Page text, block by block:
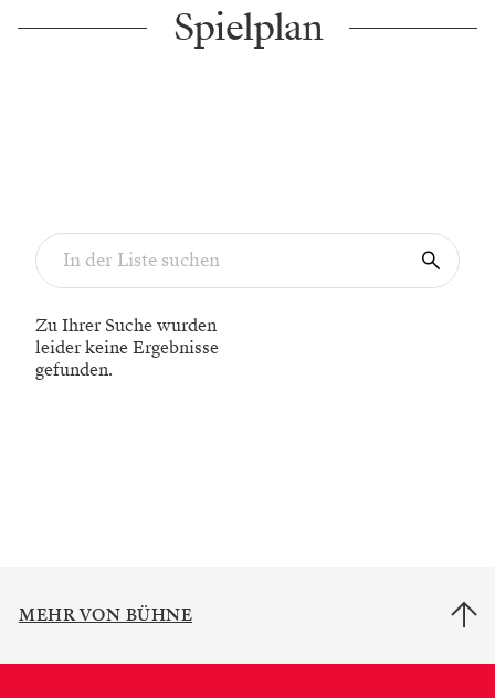
Spielplan
Zu Ihrer Suche wurden
leider keine Ergebnisse
gefunden.
MEHR VON BÜHNE